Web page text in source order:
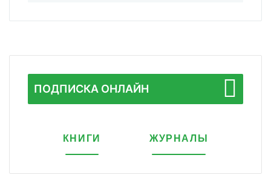
ПОДПИСКА ОНЛАЙН
КНИГИ ЖУРНАЛЫ